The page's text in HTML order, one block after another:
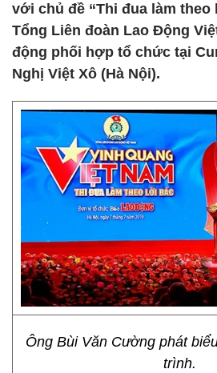
với chủ đề “Thi đua làm
Tổng Liên đoàn Lao Động
động phối hợp tổ chức tại
Nghị Việt Xô (Hà Nội).
Ông Bùi Văn Cường phát
trình.